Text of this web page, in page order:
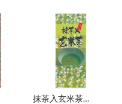
抹茶入玄米茶